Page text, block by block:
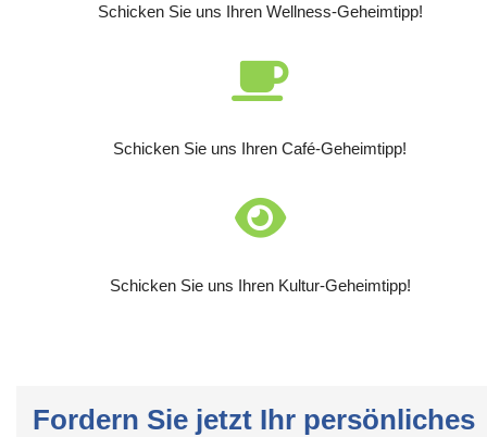
Schicken Sie uns Ihren Wellness-Geheimtipp!
Schicken Sie uns Ihren Café-Geheimtipp!
Schicken Sie uns Ihren Kultur-Geheimtipp!
Fordern Sie jetzt Ihr persönliches